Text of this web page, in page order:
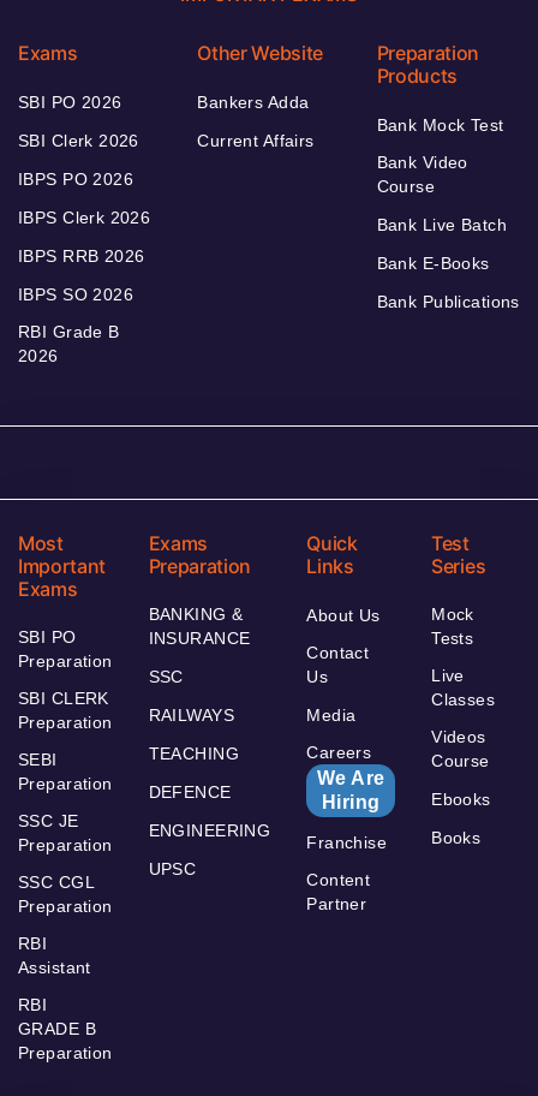
Exams
SBI PO 2026
SBI Clerk 2026
IBPS PO 2026
IBPS Clerk 2026
IBPS RRB 2026
IBPS SO 2026
RBI Grade B
2026
Other Website
Bankers Adda
Current Affairs
Preparation
Products
Bank Mock Test
Bank Video
Course
Bank Live Batch
Bank E-Books
Bank Publications
Most
Important
Exams
SBI PO
Preparation
SBI CLERK
Preparation
SEBI
Preparation
SSC JE
Preparation
SSC CGL
Preparation
RBI
Assistant
RBI
GRADE B
Preparation
Exams
Preparation
BANKING &
INSURANCE
SSC
RAILWAYS
TEACHING
DEFENCE
ENGINEERING
UPSC
Quick
Links
About Us
Contact
Us
Media
Careers
We Are
Hiring
Franchise
Content
Partner
Test
Series
Mock
Tests
Live
Classes
Videos
Course
Ebooks
Books